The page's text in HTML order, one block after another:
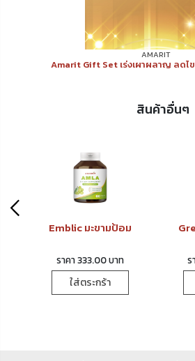
AMARIT
Amarit Gift Set เร่งเผาผลาญ ลด
สินค้าอื่นๆ
Emblic มะขามป้อม
ราคา 333.00 บาท
ใส่ตระกร้า
ร